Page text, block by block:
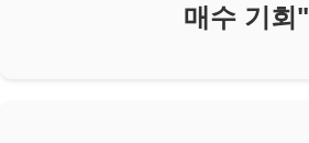
매수 기회"